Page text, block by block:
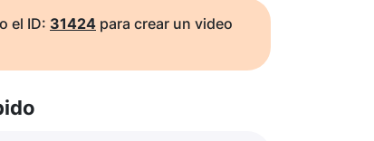
el ID: 31424 para crear un video